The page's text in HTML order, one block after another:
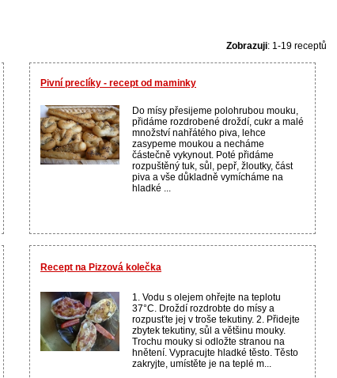
Zobrazuji: 1-19 receptů
Pivní preclíky - recept od maminky
Do mísy přesijeme polohrubou mouku,
přidáme rozdrobené droždí, cukr a malé
množství nahřátého piva, lehce
zasypeme moukou a necháme
částečně vykynout. Poté přidáme
rozpuštěný tuk, sůl, pepř, žloutky, část
piva a vše důkladně vymícháme na
hladké ...
Recept na Pizzová kolečka
1. Vodu s olejem ohřejte na teplotu
37°C. Droždí rozdrobte do mísy a
rozpusťte jej v troše tekutiny. 2. Přidejte
zbytek tekutiny, sůl a většinu mouky.
Trochu mouky si odložte stranou na
hnětení. Vypracujte hladké těsto. Těsto
zakryjte, umístěte je na teplé m...